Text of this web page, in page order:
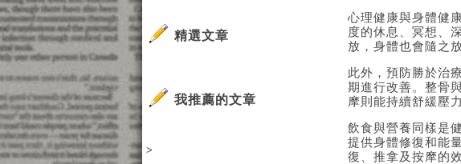
心理健康與身體健
度的休息、冥想、
放，身體也會隨之
此外，預防勝於治
期進行改善。整骨
摩則能持續舒緩壓
飲食與營養同樣是
提供身體修復和能
復、推拿及按摩的
精選文章
我推薦的文章
>